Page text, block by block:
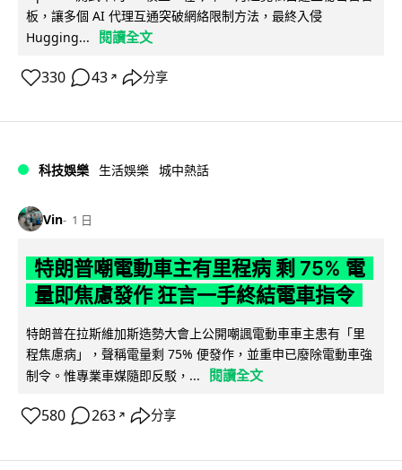
板，讓多個 AI 代理互通突破網絡限制方法，最終入侵
Hugging...
閱讀全文
330 43 ↗ 分享
科技娛樂 生活娛樂 城中熱話
Vin 1 日
特朗普嘲電動車主有里程病 剩 75% 電
量即焦慮發作 狂言一手終結電車指令
特朗普在拉斯維加斯造勢大會上公開嘲諷電動車車主患有「里
程焦慮病」，聲稱電量剩 75% 便發作，並重申已廢除電動車強
制令。惟專業車媒隨即反駁，...
閱讀全文
580 263 ↗ 分享